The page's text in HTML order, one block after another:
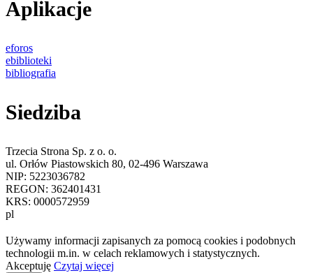
Aplikacje
eforos
ebiblioteki
bibliografia
Siedziba
Trzecia Strona Sp. z o. o.
ul. Orłów Piastowskich 80, 02-496 Warszawa
NIP: 5223036782
REGON: 362401431
KRS: 0000572959
pl
Używamy informacji zapisanych za pomocą cookies i podobnych
technologii m.in. w celach reklamowych i statystycznych.
Akceptuję Czytaj więcej